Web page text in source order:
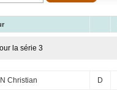
la série 3
Christian D